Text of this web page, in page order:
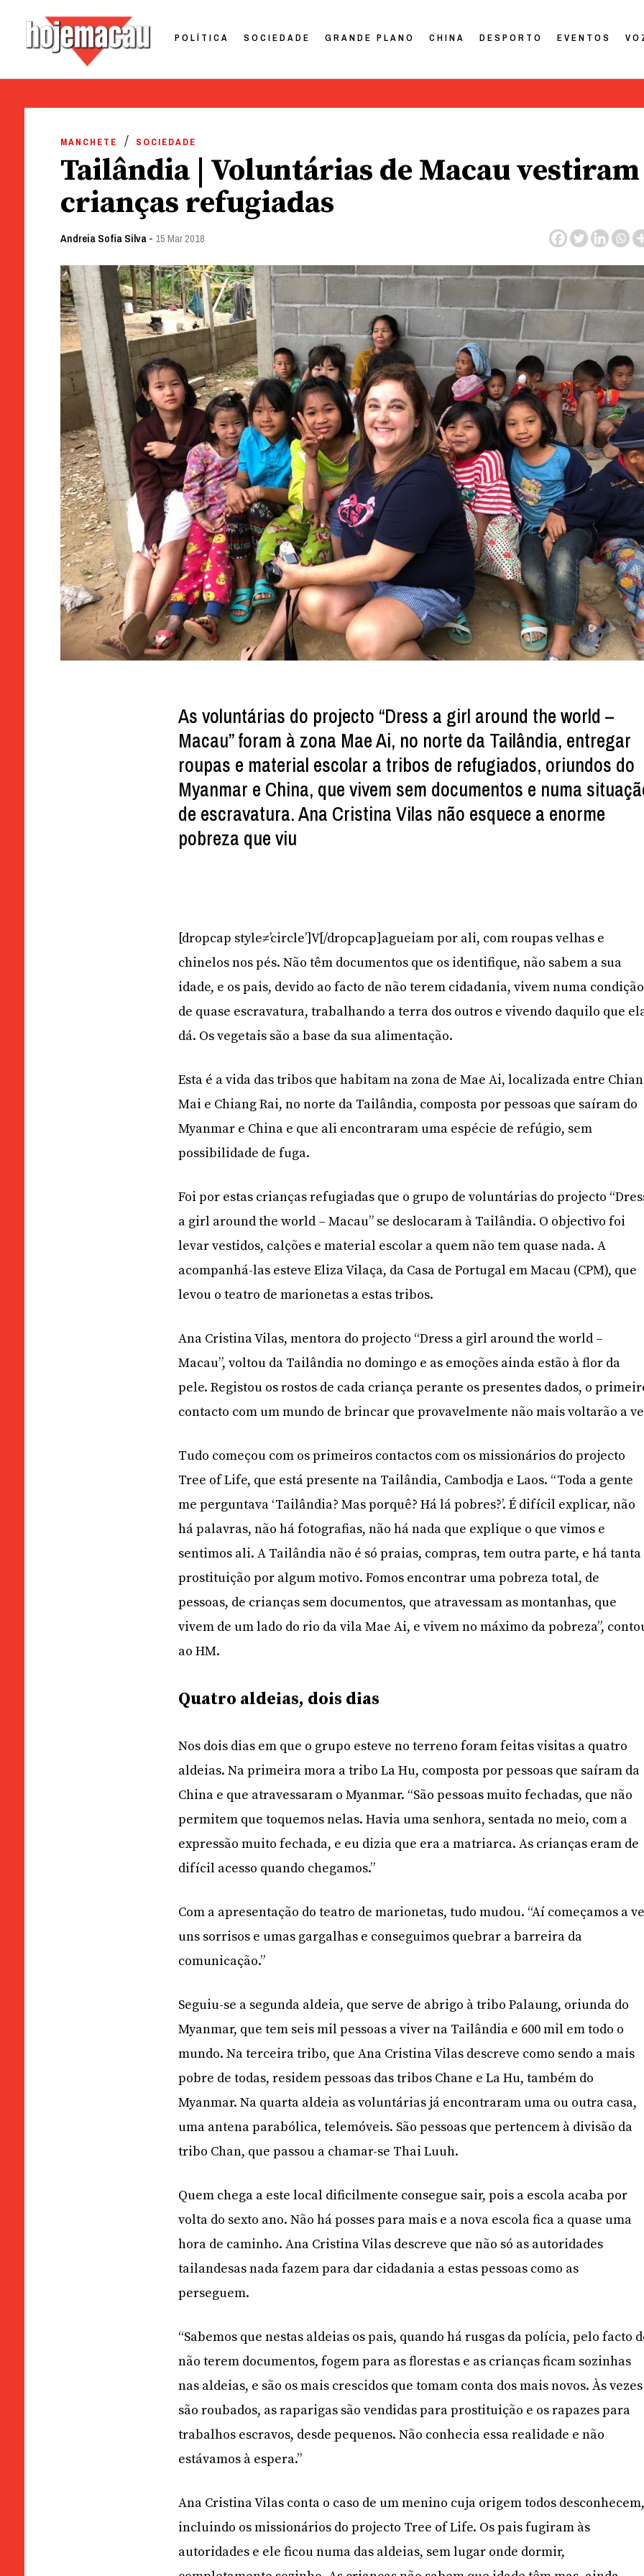
POLÍTICA SOCIEDADE GRANDE PLANO CHINA DESPORTO EVENTOS
MANCHETE SOCIEDADE
Tailândia | Voluntárias de Macau vestiram
crianças refugiadas
Andreia Sofia Silva- 15 Mar 2018
As voluntárias do projecto “Dress a girl around the world –
Macau” foram à zona Mae Ai, no norte da Tailândia, entregar
roupas e material escolar a tribos de refugiados, oriundos do
Myanmar e China, que vivem sem documentos e numa
de escravatura. Ana Cristina Vilas não esquece a enorme
pobreza que viu
[dropcap style≠’circle’]V[/dropcap]agueiam por ali, com roupas velhas e
chinelos nos pés. Não têm documentos que os identifique, não sabem a sua
idade, e os pais, devido ao facto de não terem cidadania, vivem numa condição
de quase escravatura, trabalhando a terra dos outros e vivendo daquilo que
dá. Os vegetais são a base da sua alimentação.
Esta é a vida das tribos que habitam na zona de Mae Ai, localizada entre
Mai e Chiang Rai, no norte da Tailândia, composta por pessoas que saíram do
Myanmar e China e que ali encontraram uma espécie de refúgio, sem
possibilidade de fuga.
Foi por estas crianças refugiadas que o grupo de voluntárias do projecto
a girl around the world – Macau” se deslocaram à Tailândia. O objectivo foi
levar vestidos, calções e material escolar a quem não tem quase nada. A
acompanhá-las esteve Eliza Vilaça, da Casa de Portugal em Macau (CPM), que
levou o teatro de marionetas a estas tribos.
Ana Cristina Vilas, mentora do projecto “Dress a girl around the world –
Macau”, voltou da Tailândia no domingo e as emoções ainda estão à flor da
pele. Registou os rostos de cada criança perante os presentes dados, o
contacto com um mundo de brincar que provavelmente não mais voltarão a
Tudo começou com os primeiros contactos com os missionários do projecto
Tree of Life, que está presente na Tailândia, Cambodja e Laos. “Toda a gente
me perguntava ‘Tailândia? Mas porquê? Há lá pobres?’. É difícil explicar, não
há palavras, não há fotografias, não há nada que explique o que vimos e
sentimos ali. A Tailândia não é só praias, compras, tem outra parte, e há tanta
prostituição por algum motivo. Fomos encontrar uma pobreza total, de
pessoas, de crianças sem documentos, que atravessam as montanhas, que
vivem de um lado do rio da vila Mae Ai, e vivem no máximo da pobreza”,
ao HM.
Quatro aldeias, dois dias
Nos dois dias em que o grupo esteve no terreno foram feitas visitas a quatro
aldeias. Na primeira mora a tribo La Hu, composta por pessoas que saíram da
China e que atravessaram o Myanmar. “São pessoas muito fechadas, que não
permitem que toquemos nelas. Havia uma senhora, sentada no meio, com a
expressão muito fechada, e eu dizia que era a matriarca. As crianças eram de
difícil acesso quando chegamos.”
Com a apresentação do teatro de marionetas, tudo mudou. “Aí começamos a
uns sorrisos e umas gargalhas e conseguimos quebrar a barreira da
comunicação.”
Seguiu-se a segunda aldeia, que serve de abrigo à tribo Palaung, oriunda do
Myanmar, que tem seis mil pessoas a viver na Tailândia e 600 mil em todo o
mundo. Na terceira tribo, que Ana Cristina Vilas descreve como sendo a mais
pobre de todas, residem pessoas das tribos Chane e La Hu, também do
Myanmar. Na quarta aldeia as voluntárias já encontraram uma ou outra casa,
uma antena parabólica, telemóveis. São pessoas que pertencem à divisão da
tribo Chan, que passou a chamar-se Thai Luuh.
Quem chega a este local dificilmente consegue sair, pois a escola acaba por
volta do sexto ano. Não há posses para mais e a nova escola fica a quase uma
hora de caminho. Ana Cristina Vilas descreve que não só as autoridades
tailandesas nada fazem para dar cidadania a estas pessoas como as
perseguem.
“Sabemos que nestas aldeias os pais, quando há rusgas da polícia, pelo facto
não terem documentos, fogem para as florestas e as crianças ficam sozinhas
nas aldeias, e são os mais crescidos que tomam conta dos mais novos. Às vezes
são roubados, as raparigas são vendidas para prostituição e os rapazes para
trabalhos escravos, desde pequenos. Não conhecia essa realidade e não
estávamos à espera.”
Ana Cristina Vilas conta o caso de um menino cuja origem todos
incluindo os missionários do projecto Tree of Life. Os pais fugiram às
autoridades e ele ficou numa das aldeias, sem lugar onde dormir,